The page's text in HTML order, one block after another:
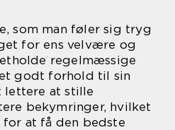
som man føler sig tryg
for ens velvære og
regelmæssige
godt forhold til sin
at stille
bekymringer, hvilket
at få den bedste